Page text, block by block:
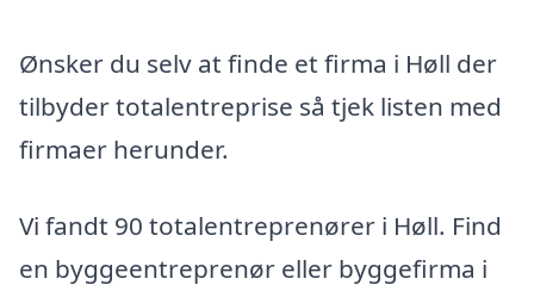
Ønsker du selv at finde et firma i Høll der
tilbyder totalentreprise så tjek listen med
firmaer herunder.
Vi fandt 90 totalentreprenører i Høll. Find
en byggeentreprenør eller byggefirma i